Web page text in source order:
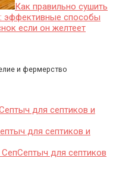
Как правильно сушить
эффективные способы
если он желтеет
и фермерство
для септиков и
для септиков и
СепСептыч для септиков